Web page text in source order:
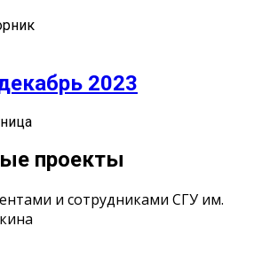
2023
проекты
и сотрудниками СГУ им.